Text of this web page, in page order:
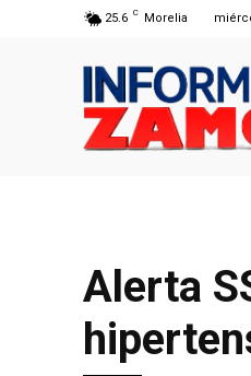
25.6 C Morelia
Alerta